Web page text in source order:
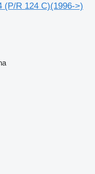
(P/R 124 C)(1996->)